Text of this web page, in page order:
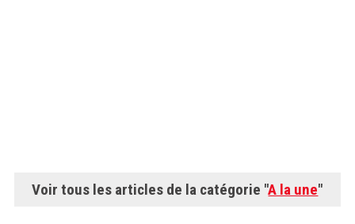
Voir tous les articles de la catégorie "A la une"